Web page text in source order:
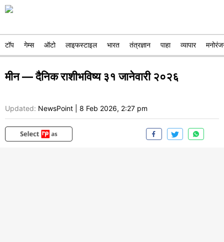
टॉप गेम्स ऑटो लाइफस्टाइल भारत तंत्रज्ञान पाहा व्यापार
मीन — दैनिक राशीभविष्य ३१ जानेवारी २०२६
Updated: NewsPoint 8 Feb 2026, 2:27 pm